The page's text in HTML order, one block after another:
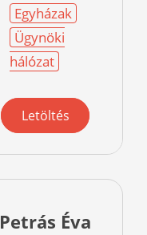
Egyházak
Ügynöki
hálózat
Letöltés
Petrás Éva